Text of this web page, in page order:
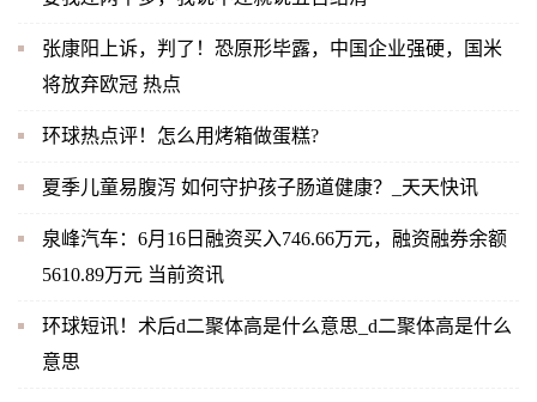
张康阳上诉，判了！恐原形毕露，中国企业强硬，国米
将放弃欧冠 热点
环球热点评！怎么用烤箱做蛋糕?
夏季儿童易腹泻 如何守护孩子肠道健康？_天天快讯
泉峰汽车：6月16日融资买入746.66万元，融资融券余额
5610.89万元 当前资讯
环球短讯！术后d二聚体高是什么意思_d二聚体高是什么
意思